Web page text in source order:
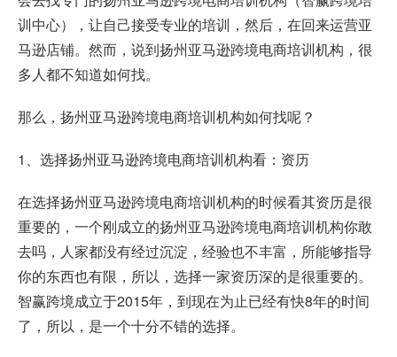
训中心），让自己接受专业的培训，然后，在回来运营亚
马逊店铺。然而，说到扬州亚马逊跨境电商培训机构，很
多人都不知道如何找。
那么，扬州亚马逊跨境电商培训机构如何找呢？
1、选择扬州亚马逊跨境电商培训机构看：资历
在选择扬州亚马逊跨境电商培训机构的时候看其资历是很
重要的，一个刚成立的扬州亚马逊跨境电商培训机构你敢
去吗，人家都没有经过沉淀，经验也不丰富，所能够指导
你的东西也有限，所以，选择一家资历深的是很重要的。
智赢跨境成立于2015年，到现在为止已经有快8年的时间
了，所以，是一个十分不错的选择。